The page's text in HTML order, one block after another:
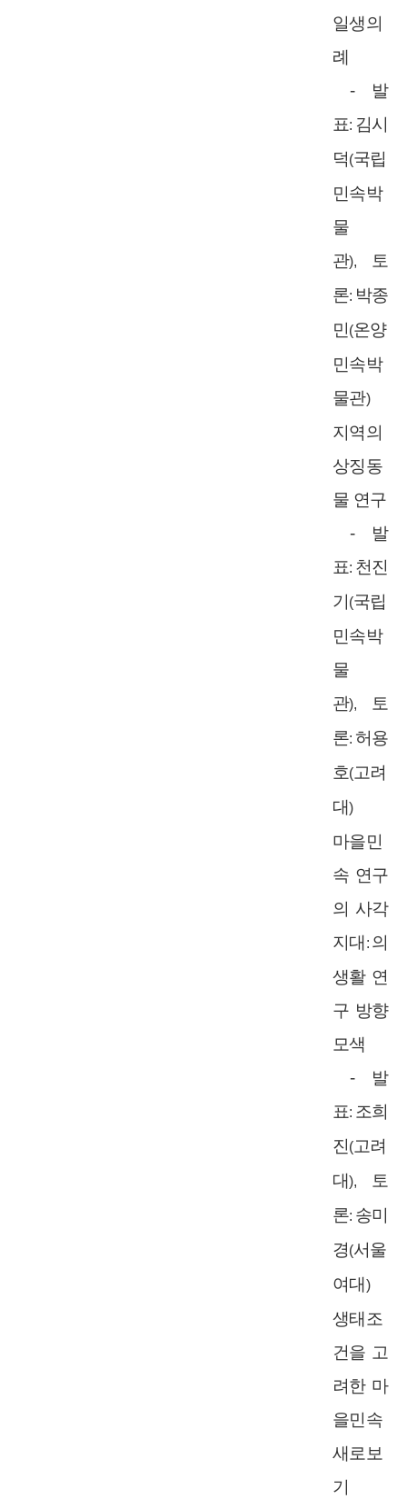
일생의
례
- 발
표: 김시
덕(국립
민속박
물
관),
토
론: 박종
민(온양
민속박
물관)
지역의
상징동
물 연구
- 발
표: 천진
기 (국립
민속박
물
관),
토
론: 허용
호(고려
대)
마을민
속 연구
의 사각
지대 : 의
생활 연
구 방향
모색
- 발
표: 조희
진(고려
대),
토
론: 송미
경(서울
여대 )
생태조
건을 고
려한 마
을민속
새로보
기